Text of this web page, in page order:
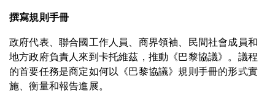
撰寫規則手冊
政府代表、聯合國工作人員、商界領袖、民間社會成員和
地方政府負責人來到卡托維茲，推動《巴黎協議》。議程
的首要任務是商定如何以《巴黎協議》規則手冊的形式實
施、衡量和報告進展。